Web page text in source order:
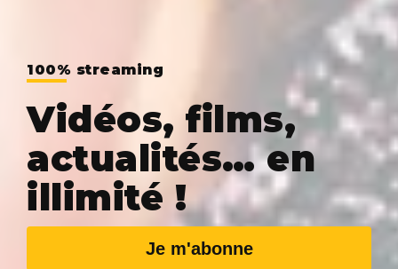
100% streaming
Vidéos, films,
actualités… en
illimité !
Je m'abonne